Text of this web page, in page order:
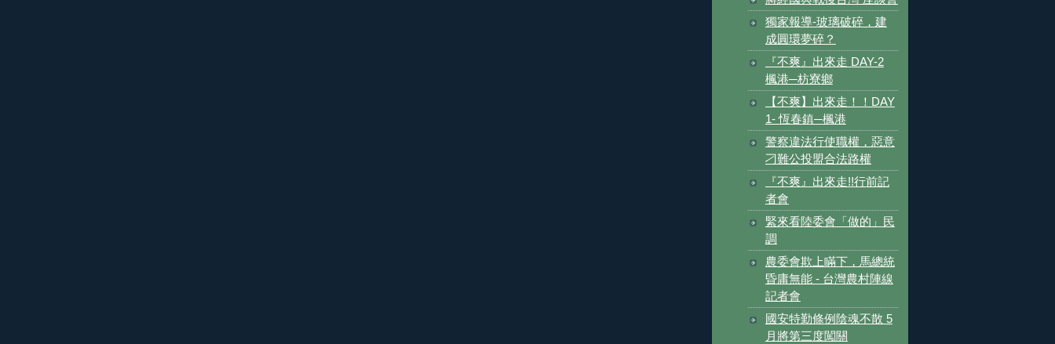
獨家報導-玻璃破碎，建
成圓環夢碎？
『不爽』出來走 DAY-2
楓港─枋寮鄉
【不爽】出來走！！DAY
1- 恆春鎮─楓港
警察違法行使職權，惡意
刁難公投盟合法路權
『不爽』出來走!!行前記
者會
緊來看陸委會「做的」民
調
農委會欺上瞞下，馬總統
昏庸無能 - 台灣農村陣線
記者會
國安特勤條例陰魂不散 5
月將第三度闖關